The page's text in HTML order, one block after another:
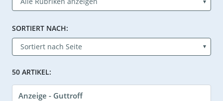
SORTIERT NACH:
50 ARTIKEL:
Anzeige - Guttroff